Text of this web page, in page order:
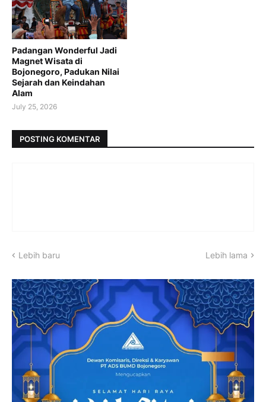
Padangan Wonderful Jadi
Magnet Wisata di
Bojonegoro, Padukan Nilai
Sejarah dan Keindahan
Alam
July 25, 2026
POSTING KOMENTAR
Lebih baru Lebih lama